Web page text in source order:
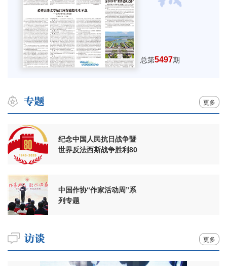
总第5497期
更多
纪念中国人民抗日战争暨
世界反法西斯战争胜利80
中国作协“作家活动周”系
列专题
更多